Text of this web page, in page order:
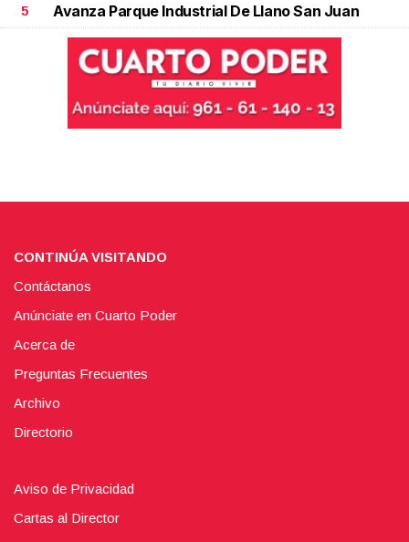
5 Avanza Parque Industrial De Llano San Juan
CONTINÚA VISITANDO
Contáctanos
Anúnciate en Cuarto Poder
Acerca de
Preguntas Frecuentes
Archivo
Directorio
Aviso de Privacidad
Cartas al Director